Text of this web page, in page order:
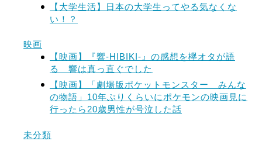
【大学生活】日本の大学生ってやる気なくな
い！？
映画
【映画】『響-HIBIKI-』の感想を欅オタが語
る 響は真っ直ぐでした
【映画】「劇場版ポケットモンスター みんな
の物語」10年ぶりくらいにポケモンの映画見に
行ったら20歳男性が号泣した話
未分類